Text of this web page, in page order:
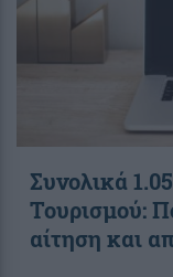
Συνολικά
Τουρισμού:
αίτηση και